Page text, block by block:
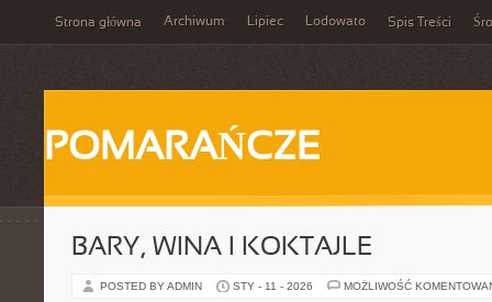
Strona główna Archiwum Lipiec Lodowato Spis Treści
POMARAŃCZE
BARY, WINA I KOKTAJLE
POSTED BY ADMIN STY - 11 - 2026 MOŻLIWOŚĆ